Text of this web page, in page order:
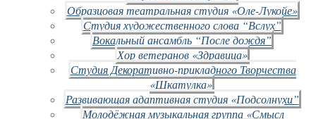
Образцовая театральная студия «Оле-Лукойе»
Студия художественного слова “Вслух”
Вокальный ансамбль “После дождя”
Хор ветеранов «Здравица»
Студия Декоративно-прикладного Творчества
«Шкатулка»
Развивающая адаптивная студия «Подсолнухи”
Молодёжная музыкальная группа «Смысл